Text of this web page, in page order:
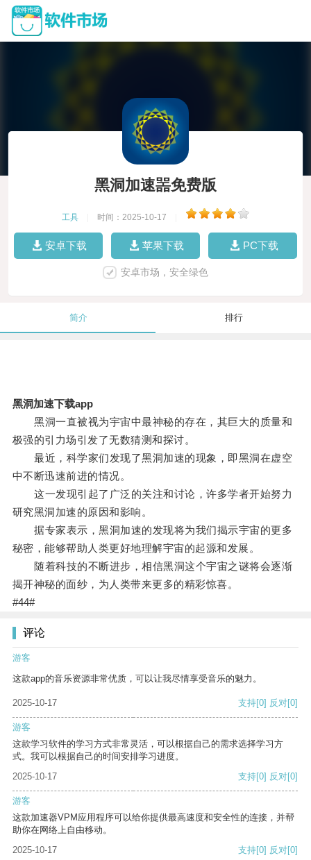
黑洞加速噐免费版
工具 时间：2025-10-17
安卓下载 苹果下载 PC下载
安卓市场，安全绿色
简介 排行
黑洞加速下载app
黑洞一直被视为宇宙中最神秘的存在，其巨大的质量和
极强的引力场引发了无数猜测和探讨。
最近，科学家们发现了黑洞加速的现象，即黑洞在虚空
中不断迅速前进的情况。
这一发现引起了广泛的关注和讨论，许多学者开始努力
研究黑洞加速的原因和影响。
据专家表示，黑洞加速的发现将为我们揭示宇宙的更多
秘密，能够帮助人类更好地理解宇宙的起源和发展。
随着科技的不断进步，相信黑洞这个宇宙之谜将会逐渐
揭开神秘的面纱，为人类带来更多的精彩惊喜。
#44#
评论
游客
这款app的音乐资源非常优质，可以让我尽情享受音乐的魅力。
2025-10-17 支持[0] 反对[0]
游客
这款学习软件的学习方式非常灵活，可以根据自己的需求选择学习方
式。我可以根据自己的时间安排学习进度。
2025-10-17
支持[0] 反对[0]
游客
这款加速器VPM应用程序可以给你提供最高速度和安全性的连接，并帮
助你在网络上自由移动。
2025-10-17
支持[0] 反对[0]